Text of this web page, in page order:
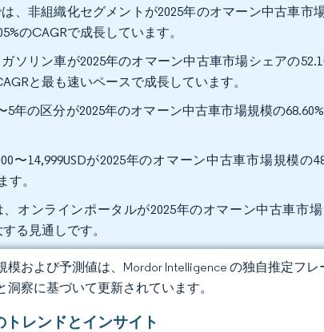
、非組織化セグメントが2025年のオマーン中古車市
のCAGRで成長しています。
ソリン車が2025年のオマーン中古車市場シェアの
と最も速いペースで成長しています。
5年の区分が2025年のオマーン中古車市場規模の
〜14,999USDが2025年のオマーン中古車市場規模の
す。
オンラインポータルが2025年のオマーン中古車市
る見通しです。
模および予測値は、Mordor Intelligence の独自推定フ
察に基づいて更新されています。
レンドとインサイト